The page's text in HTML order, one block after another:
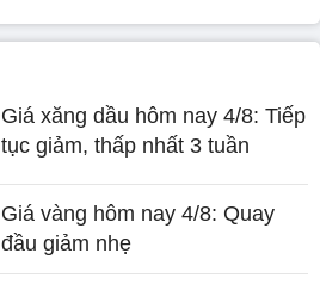
Giá xăng dầu hôm nay 4/8: Tiếp
tục giảm, thấp nhất 3 tuần
Giá vàng hôm nay 4/8: Quay
đầu giảm nhẹ